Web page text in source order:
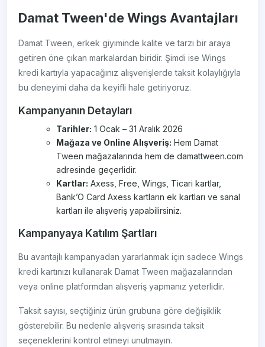
Damat Tween'de Wings Avantajları
Damat Tween, erkek giyiminde kalite ve tarzı bir araya
getiren öne çıkan markalardan biridir. Şimdi ise Wings
kredi kartıyla yapacağınız alışverişlerde taksit kolaylığıyla
bu deneyimi daha da keyifli hale getiriyoruz.
Kampanyanın Detayları
Tarihler: 1 Ocak – 31 Aralık 2026
Mağaza ve Online Alışveriş: Hem Damat
Tween mağazalarında hem de damattween.com
adresinde geçerlidir.
Kartlar: Axess, Free, Wings, Ticari kartlar,
Bank’O Card Axess kartların ek kartları ve sanal
kartları ile alışveriş yapabilirsiniz.
Kampanyaya Katılım Şartları
Bu avantajlı kampanyadan yararlanmak için sadece Wings
kredi kartınızı kullanarak Damat Tween mağazalarından
veya online platformdan alışveriş yapmanız yeterlidir.
Taksit sayısı, seçtiğiniz ürün grubuna göre değişiklik
gösterebilir. Bu nedenle alışveriş sırasında taksit
seçeneklerini kontrol etmeyi unutmayın.